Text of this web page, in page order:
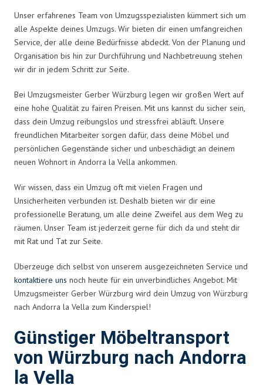
Unser erfahrenes Team von Umzugsspezialisten kümmert sich um
alle Aspekte deines Umzugs. Wir bieten dir einen umfangreichen
Service, der alle deine Bedürfnisse abdeckt. Von der Planung und
Organisation bis hin zur Durchführung und Nachbetreuung stehen
wir dir in jedem Schritt zur Seite.
Bei Umzugsmeister Gerber Würzburg legen wir großen Wert auf
eine hohe Qualität zu fairen Preisen. Mit uns kannst du sicher sein,
dass dein Umzug reibungslos und stressfrei abläuft. Unsere
freundlichen Mitarbeiter sorgen dafür, dass deine Möbel und
persönlichen Gegenstände sicher und unbeschädigt an deinem
neuen Wohnort in Andorra la Vella ankommen.
Wir wissen, dass ein Umzug oft mit vielen Fragen und
Unsicherheiten verbunden ist. Deshalb bieten wir dir eine
professionelle Beratung, um alle deine Zweifel aus dem Weg zu
räumen. Unser Team ist jederzeit gerne für dich da und steht dir
mit Rat und Tat zur Seite.
Überzeuge dich selbst von unserem ausgezeichneten Service und
kontaktiere uns noch heute für ein unverbindliches Angebot. Mit
Umzugsmeister Gerber Würzburg wird dein Umzug von Würzburg
nach Andorra la Vella zum Kinderspiel!
Günstiger Möbeltransport
von Würzburg nach Andorra
la Vella